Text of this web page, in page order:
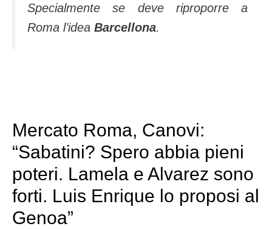
Specialmente se deve riproporre a
Roma l’idea Barcellona.
Mercato Roma, Canovi:
“Sabatini? Spero abbia pieni
poteri. Lamela e Alvarez sono
forti. Luis Enrique lo proposi al
Genoa”